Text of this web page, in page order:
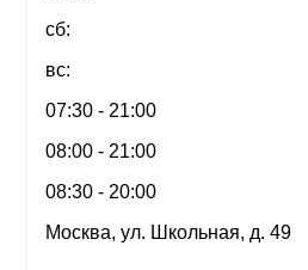
сб:
вс:
07:30 - 21:00
08:00 - 21:00
08:30 - 20:00
Москва, ул. Школьная, д. 49